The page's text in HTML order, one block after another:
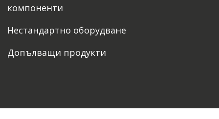
компоненти
Нестандартно оборудване
Допълващи продукти